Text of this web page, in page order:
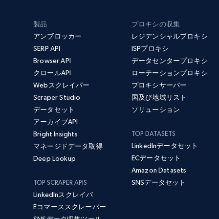
製品
アンブロッカー
SERP API
Browser API
クロールAPI
Webスクレイパー
Scraper Studio
データセット
アーカイブAPI
Bright Insights
マネージドデータ取得
Deep Lookup
TOP SCRAPER APIS
LinkedInスクレイパ
Eコマーススクレーパー
プロキシの収集
レジデンシャルプロキシ
ISPプロキシ
データセンタープロキシ
ローテーションプロキシ
プロキシサーバー
国及び地域リスト
ソリューション
TOP DATASETS
LinkedInデータセット
ECデータセット
Amazon Datasets
SNSデータセット